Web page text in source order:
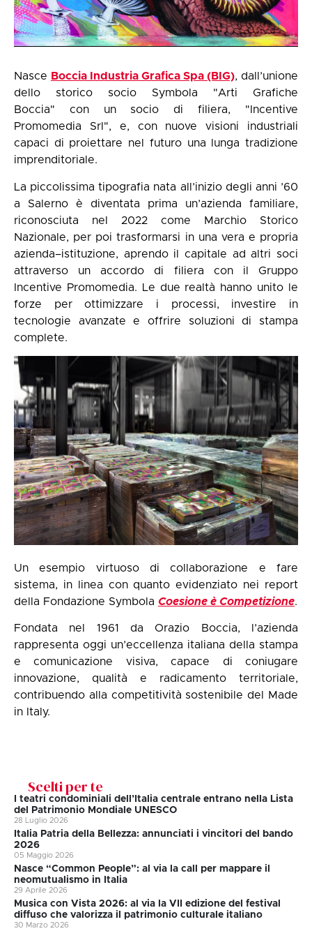
Nasce Boccia Industria Grafica Spa (BIG), dall’unione
dello storico socio Symbola "Arti Grafiche
Boccia" con un socio di filiera, "Incentive
Promomedia Srl", e, con nuove visioni industriali
capaci di proiettare nel futuro una lunga tradizione
imprenditoriale.
La piccolissima tipografia nata all’inizio degli anni ’60
a Salerno è diventata prima un’azienda familiare,
riconosciuta nel 2022 come Marchio Storico
Nazionale, per poi trasformarsi in una vera e propria
azienda–istituzione, aprendo il capitale ad altri soci
attraverso un accordo di filiera con il Gruppo
Incentive Promomedia. Le due realtà hanno unito le
forze per ottimizzare i processi, investire in
tecnologie avanzate e offrire soluzioni di stampa
complete.
Un esempio virtuoso di collaborazione e fare
sistema, in linea con quanto evidenziato nei report
della Fondazione Symbola Coesione è Competizione.
Fondata nel 1961 da Orazio Boccia, l’azienda
rappresenta oggi un’eccellenza italiana della stampa
e comunicazione visiva, capace di coniugare
innovazione, qualità e radicamento territoriale,
contribuendo alla competitività sostenibile del Made
in Italy.
Scelti per te
I teatri condominiali dell’Italia centrale entrano nella Lista
del Patrimonio Mondiale UNESCO
28 Luglio 2026
Italia Patria della Bellezza: annunciati i vincitori del bando
2026
05 Maggio 2026
Nasce “Common People”: al via la call per mappare il
neomutualismo in Italia
29 Aprile 2026
Musica con Vista 2026: al via la VII edizione del festival
diffuso che valorizza il patrimonio culturale italiano
30 Marzo 2026